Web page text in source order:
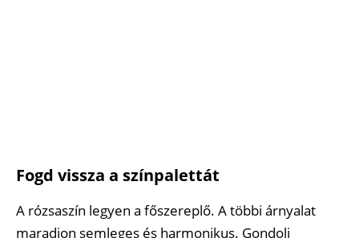
Fogd vissza a színpalettát
A rózsaszín legyen a főszereplő. A többi árnyalat
maradjon semleges és harmonikus. Gondolj